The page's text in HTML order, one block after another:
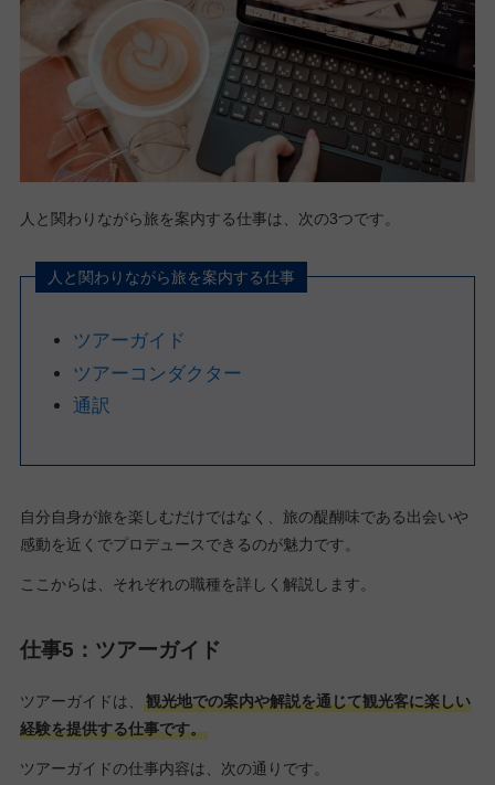
人と関わりながら旅を案内する仕事は、次の3つです。
人と関わりながら旅を案内する仕事
ツアーガイド
ツアーコンダクター
通訳
自分自身が旅を楽しむだけではなく、旅の醍醐味である出会いや
感動を近くでプロデュースできるのが魅力です。
ここからは、それぞれの職種を詳しく解説します。
仕事5：ツアーガイド
ツアーガイドは、
観光地での案内や解説を通じて観光客に楽しい
経験を提供する仕事です。
ツアーガイドの仕事内容は、次の通りです。